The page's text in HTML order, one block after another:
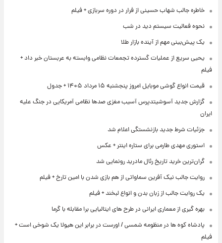
خاطره جالب شهاب حسینی از فرار در دوره سربازی + فیلم
نحوه فعالیت سیستم دید در شب
یک پیش‌بینی مهم از آینده بازار طلا
یحیی سریع از عملیات گسترده تجمعات نظامی وابسته به عربستان خبر داد +
فیلم
قیمت انواع گوشی موبایل امروز پنجشنبه ۱۵ مرداد ۱۴۰۵ + جدول
گزارش جدید آسوشیتدپرس آسیب مغزی صدها نظامی آمریکایی در جنگ علیه
ایران
جزئیات شرط جدید بازنشستگی اعلام شد
استوری مهدی طارمی برای ستاره اینتر + عکس
گران‌ترین خرید تاریخ رئال مادرید رونمایی شد
روایت جالب نیک آفرین سماواتی از هم بازی شدن با امین تارخ + فیلم
یک روایت جالب از زبان بدن و انواع لبخند + فیلم
بهره گیری از معماری ایرانی در طرح های ایتالیایی برا مقابله با گرما
پادشاه کوه ها در منظومه شمسی / اورست در برابر این هیولا یک شوخی است +
فیلم